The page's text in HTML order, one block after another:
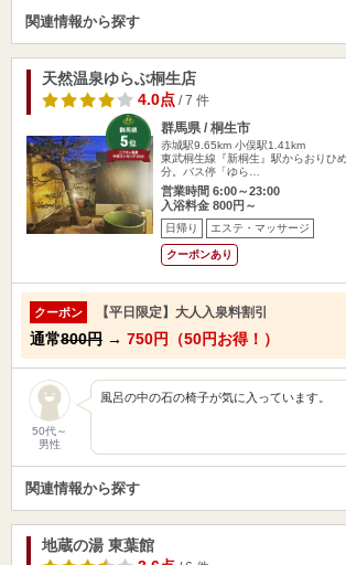
関連情報から探す
天然温泉ゆらぶ桐生店
4.0点/ 7 件
群馬県 / 桐生市
赤城駅9.65km 小俣駅1.41km
東武桐生線『新桐生』駅からおりひ
分。バス停「ゆら…
営業時間 6:00～23:00
入浴料金 800円～
日帰り エステ・マッサージ
クーポンあり
クーポン 【平日限定】大人入泉料割引
通常800円 → 750円（50円お得！）
50代～
男性
風呂の中の石の椅子が気に入っています。
関連情報から探す
地蔵の湯 東葉館